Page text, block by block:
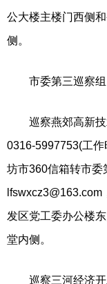
公大楼主楼门西侧
侧。
市委第三巡察组
巡察燕郊高新技
0316-5997753(工
坊市360信箱转市委
lfswxcz3@163.com
发区党工委办公楼
堂内侧。
巡察三河经济开